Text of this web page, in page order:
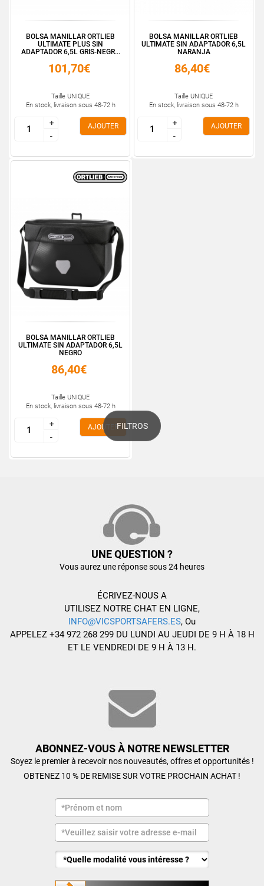
FILTROS
BOLSA MANILLAR ORTLIEB
ULTIMATE PLUS SIN
ADAPTADOR 6,5L GRIS-NEGR...
101,70€
Taille UNIQUE
En stock, livraison sous 48-72 h
+
-
+
-
AJOUTER
BOLSA MANILLAR ORTLIEB
ULTIMATE SIN ADAPTADOR 6,5L
NARANJA
86,40€
Taille UNIQUE
En stock, livraison sous 48-72 h
+
-
+
-
AJOUTER
BOLSA MANILLAR ORTLIEB
ULTIMATE SIN ADAPTADOR 6,5L
NEGRO
86,40€
Taille UNIQUE
En stock, livraison sous 48-72 h
+
-
+
-
AJOUTER
UNE QUESTION ?
Vous aurez une réponse sous 24 heures
ÉCRIVEZ-NOUS A
UTILISEZ NOTRE CHAT EN LIGNE,
INFO@VICSPORTSAFERS.ES, Ou
APPELEZ +34 972 268 299 DU LUNDI AU JEUDI DE 9 H À 18 H
ET LE VENDREDI DE 9 H À 13 H.
ABONNEZ-VOUS À NOTRE NEWSLETTER
Soyez le premier à recevoir nos nouveautés, offres et opportunités !
OBTENEZ 10 % DE REMISE SUR VOTRE PROCHAIN ACHAT !